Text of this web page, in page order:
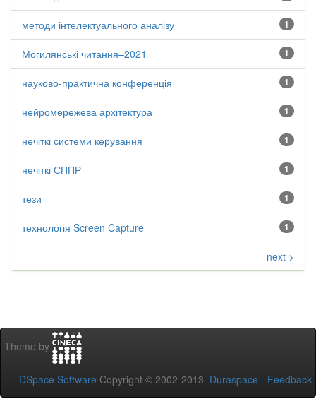
1
методи інтелектуального аналізу
1
Могилянські читання–2021
1
науково-практична конференція
1
нейромережева архітектура
1
нечіткі системи керування
1
нечіткі СППР
1
тези
1
технологія Screen Capture
next >
Theme by
DSpace Software Copyright © 2002-2013 Duraspace - Feedback